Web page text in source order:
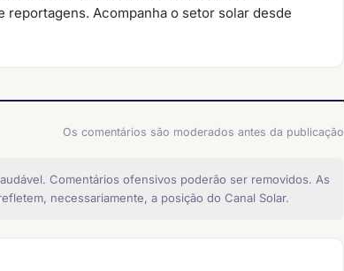
Acompanha o setor solar desde
Os comentários são moderados antes da publicação
Comentários ofensivos poderão ser removidos. As
necessariamente, a posição do Canal Solar.